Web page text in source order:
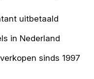
uitbetaald
in Nederland
sinds 1997